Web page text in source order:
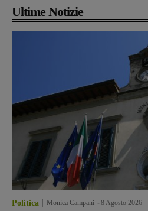
Ultime Notizie
Politica Monica Campani 8 Agosto 2026